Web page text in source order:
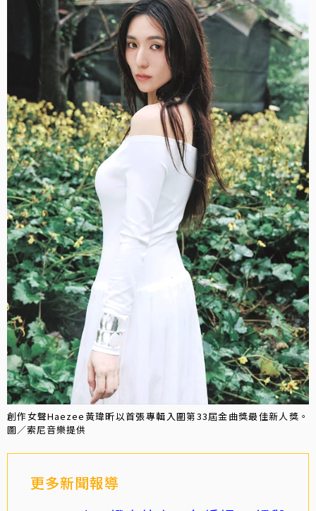
創作女聲Haezee黃瑋昕以首張專輯入圍第33屆金曲獎最佳新人獎。
圖／索尼音樂提供
更多新聞報導